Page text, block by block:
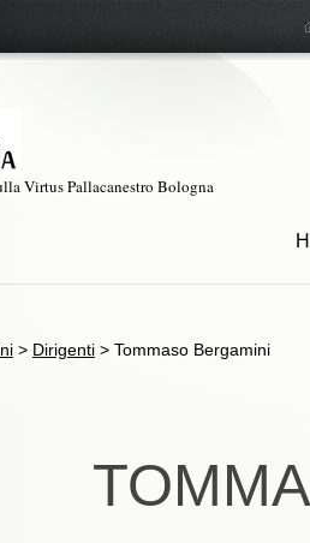
Virtus Pallacanestro Bologna
> Dirigenti > Tommaso Bergamini